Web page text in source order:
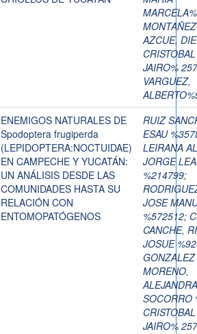
AZCUE,
JAIRO%
VARGUEZ,
ENEMIGOS NATURALES DE
Spodoptera frugiperda
(LEPIDOPTERA:NOCTUIDAE)
EN CAMPECHE Y YUCATÁN:
UN ANÁLISIS DESDE LAS
COMUNIDADES HASTA SU
RELACIÓN CON
ENTOMOPATÓGENOS
RUIZ
ESAU
LEIRANA
JORGE
%214799;
JOSE
%572512;
CANCHE,
JOSUE
GONZALEZ
MORENO,
SOCORRO
JAIRO%